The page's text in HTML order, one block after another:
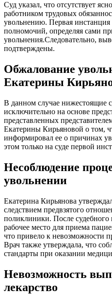
Суд указал, что отсутствует
работником трудовых
увольнению. Первая
полномочий, определяя сами
увольнения.Следовательно,
подтверждены.
Обжалование
Екатерины
В данном случае нижестоящие
исключительно на основе
представленных
Екатерины Кирьяновой о том,
информировал ее о причинах
этом только на суде первой
Несоблюдение
увольнении
Екатерина Кирьянова
следствием предвзятого
поликлиники. После судебного
рабочее место для приема
что привело к невозможности
Врач также утверждала, что
стандарты при оказании
Невозможность
лекарство